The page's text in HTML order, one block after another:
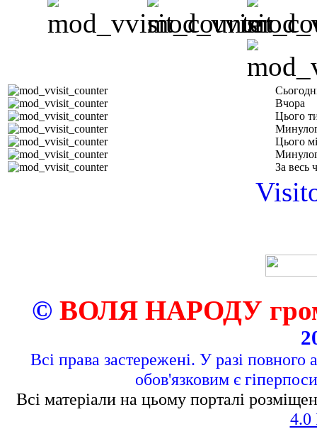
Вчора
Цього
Цього
За весь
© ВОЛЯ НАРОДУ
Всі права застережені. У разі повного
обов'язковим є
Всі матеріали на цьому порталі
4.0